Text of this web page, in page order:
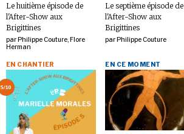
Le huitième épisode de
l'After-Show aux
Brigittines
par Philippe Couture, Flore
Herman
Le septième épisode de
l'After-Show aux
Brigittines
par Philippe Couture
5/10
EN CHANTIER EN CE MOMENT